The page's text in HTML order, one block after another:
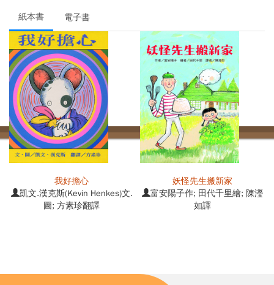
紙本書 電子書
我好擔心
凱文.漢克斯(Kevin Henkes)文.
圖; 方素珍翻譯
妖怪先生搬新家
富安陽子作; 田代千里繪; 陳瀅
如譯